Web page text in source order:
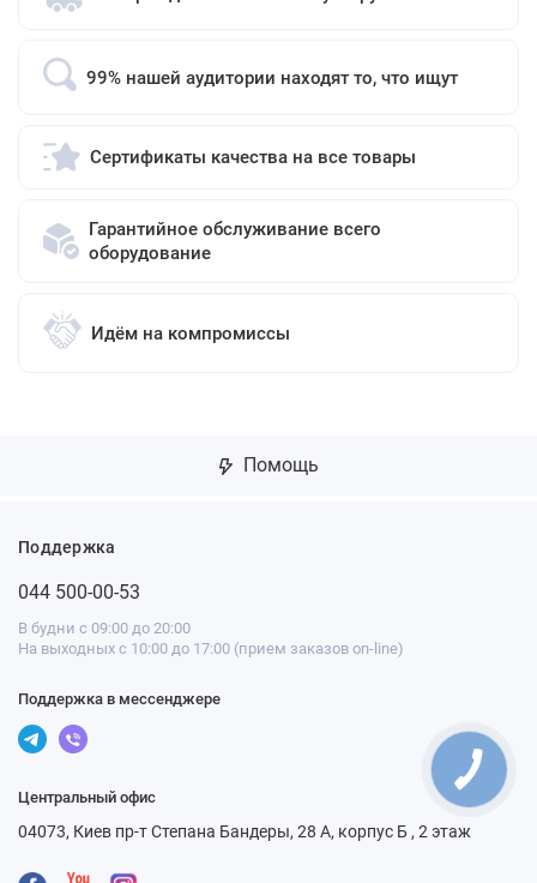
99% нашей аудитории находят то, что ищут
Сертификаты качества на все товары
Гарантийное обслуживание всего
оборудование
Идём на компромиссы
Помощь
Поддержка
044 500-00-53
В будни с 09:00 до 20:00
На выходных с 10:00 до 17:00 (прием заказов on-line)
Поддержка в мессенджере
Центральный офис
04073, Киев пр-т Степана Бандеры, 28 А, корпус Б , 2 этаж